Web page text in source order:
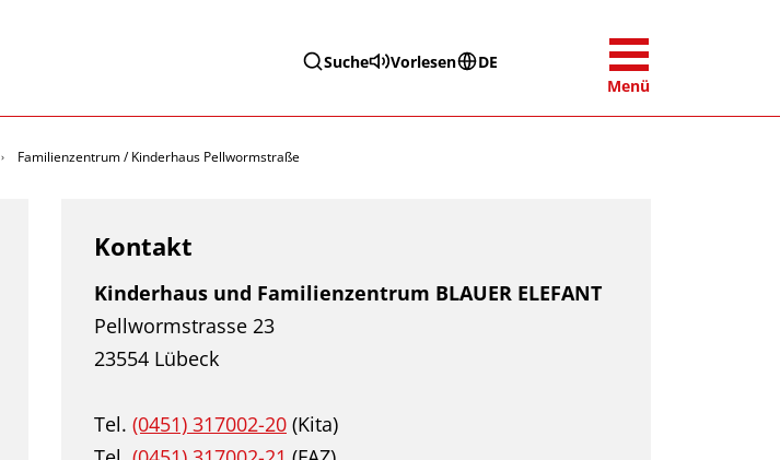
Suche Vorlesen
DE
Menü
Familienzentrum / Kinderhaus Pellwormstraße
Kontakt
Kinderhaus und Familienzentrum BLAUER ELEFANT
Pellwormstrasse 23
23554 Lübeck
Tel. (0451) 317002-20 (Kita)